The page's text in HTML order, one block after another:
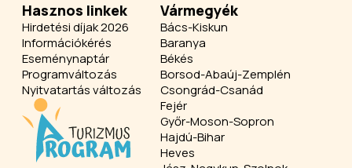
Hasznos linkek
Hirdetési díjak 2026
Információkérés
Eseménynaptár
Programváltozás
Nyitvatartás változás
Vármegyék
Bács-Kiskun
Baranya
Békés
Borsod-Abaúj-Zemplén
Csongrád-Csanád
Fejér
Győr-Moson-Sopron
Hajdú-Bihar
Heves